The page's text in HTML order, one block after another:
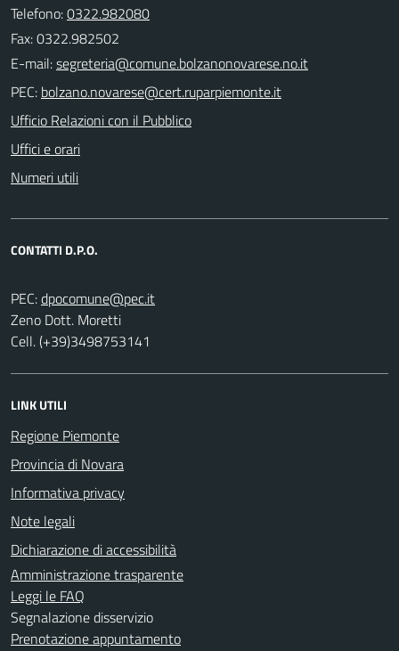
Telefono:0322.982080
Fax: 0322.982502
E-mail:
PEC:
Ufficio Relazioni con il Pubblico
Uffici e orari
Numeri utili
CONTATTI D.P.O.
PEC:
Zeno Dott. Moretti
Cell. (+39)3498753141
LINK UTILI
Regione Piemonte
Provincia di Novara
Informativa privacy
Note legali
Dichiarazione di accessibilità
Amministrazione trasparente
Leggi le FAQ
Segnalazione disservizio
Prenotazione appuntamento